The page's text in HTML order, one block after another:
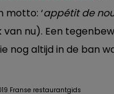
motto: ‘appétit de
van nu). Een
nog altijd in de ban